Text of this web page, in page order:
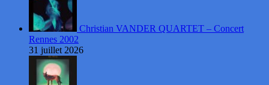
Christian VANDER QUARTET – Concert
Rennes 2002
31 juillet 2026